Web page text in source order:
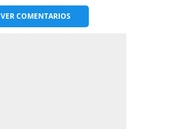
VERCOMENTARIOS